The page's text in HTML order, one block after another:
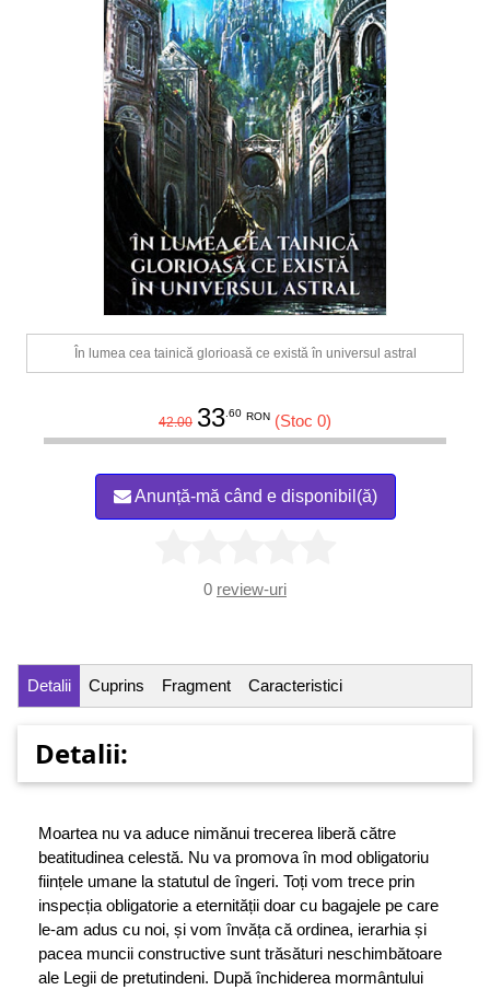
În lumea cea tainică glorioasă ce există în universul astral
42.00 33.60 RON (Stoc 0)
Anunță-mă când e disponibil(ă)
0 review-uri
Detalii Cuprins Fragment Caracteristici
Detalii:
Moartea nu va aduce nimănui trecerea liberă către
beatitudinea celestă. Nu va promova în mod obligatoriu
ființele umane la statutul de îngeri. Toți vom trece prin
inspecția obligatorie a eternității doar cu bagajele pe care
le-am adus cu noi, și vom învăța că ordinea, ierarhia și
pacea muncii constructive sunt trăsături neschimbătoare
ale Legii de pretutindeni. După închiderea mormântului